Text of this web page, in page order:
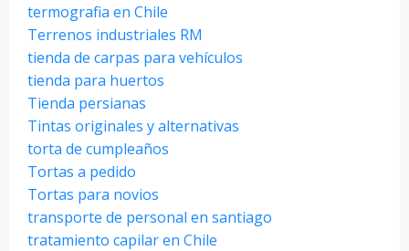
termografia en Chile
Terrenos industriales RM
tienda de carpas para vehículos
tienda para huertos
Tienda persianas
Tintas originales y alternativas
torta de cumpleaños
Tortas a pedido
Tortas para novios
transporte de personal en santiago
tratamiento capilar en Chile